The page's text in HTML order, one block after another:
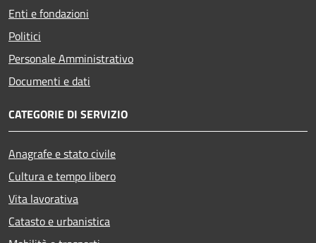
Enti e fondazioni
Politici
Personale Amministrativo
Documenti e dati
CATEGORIE DI SERVIZIO
Anagrafe e stato civile
Cultura e tempo libero
Vita lavorativa
Catasto e urbanistica